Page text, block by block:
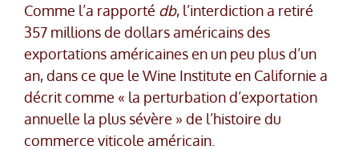
Comme l’a rapporté db, l’interdiction a retiré
357 millions de dollars américains des
exportations américaines en un peu plus d’un
an, dans ce que le Wine Institute en Californie a
décrit comme « la perturbation d’exportation
annuelle la plus sévère » de l’histoire du
commerce viticole américain.